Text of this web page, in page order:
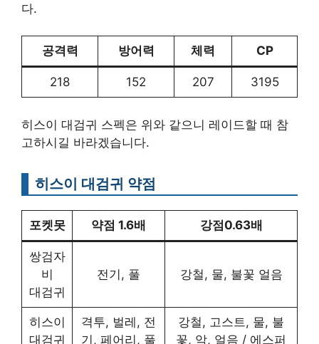
다.
공격력 방어력 체력 CP
218 152 207 3195
히스이 대검귀 스펙은 위와 같으니 레이드할 때 참
고하시길 바라겠습니다.
히스이 대검귀 약점
포켓못 약점 1.6배 강점0.63배
쌍검자
비
대검귀
전기, 풀 강철, 물, 불꽃 얼음
히스이
대검귀
격투, 벌레, 전
기, 페어리, 풀
강철, 고스트, 물, 불
꽃, 악, 얼음 / 에스퍼